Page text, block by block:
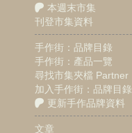
本週末市集
刊登市集資料
手作街：品牌目錄
手作街：產品一覽
尋找市集夾檔 Partner
加入手作街：品牌目錄
更新手作品牌資料
文章